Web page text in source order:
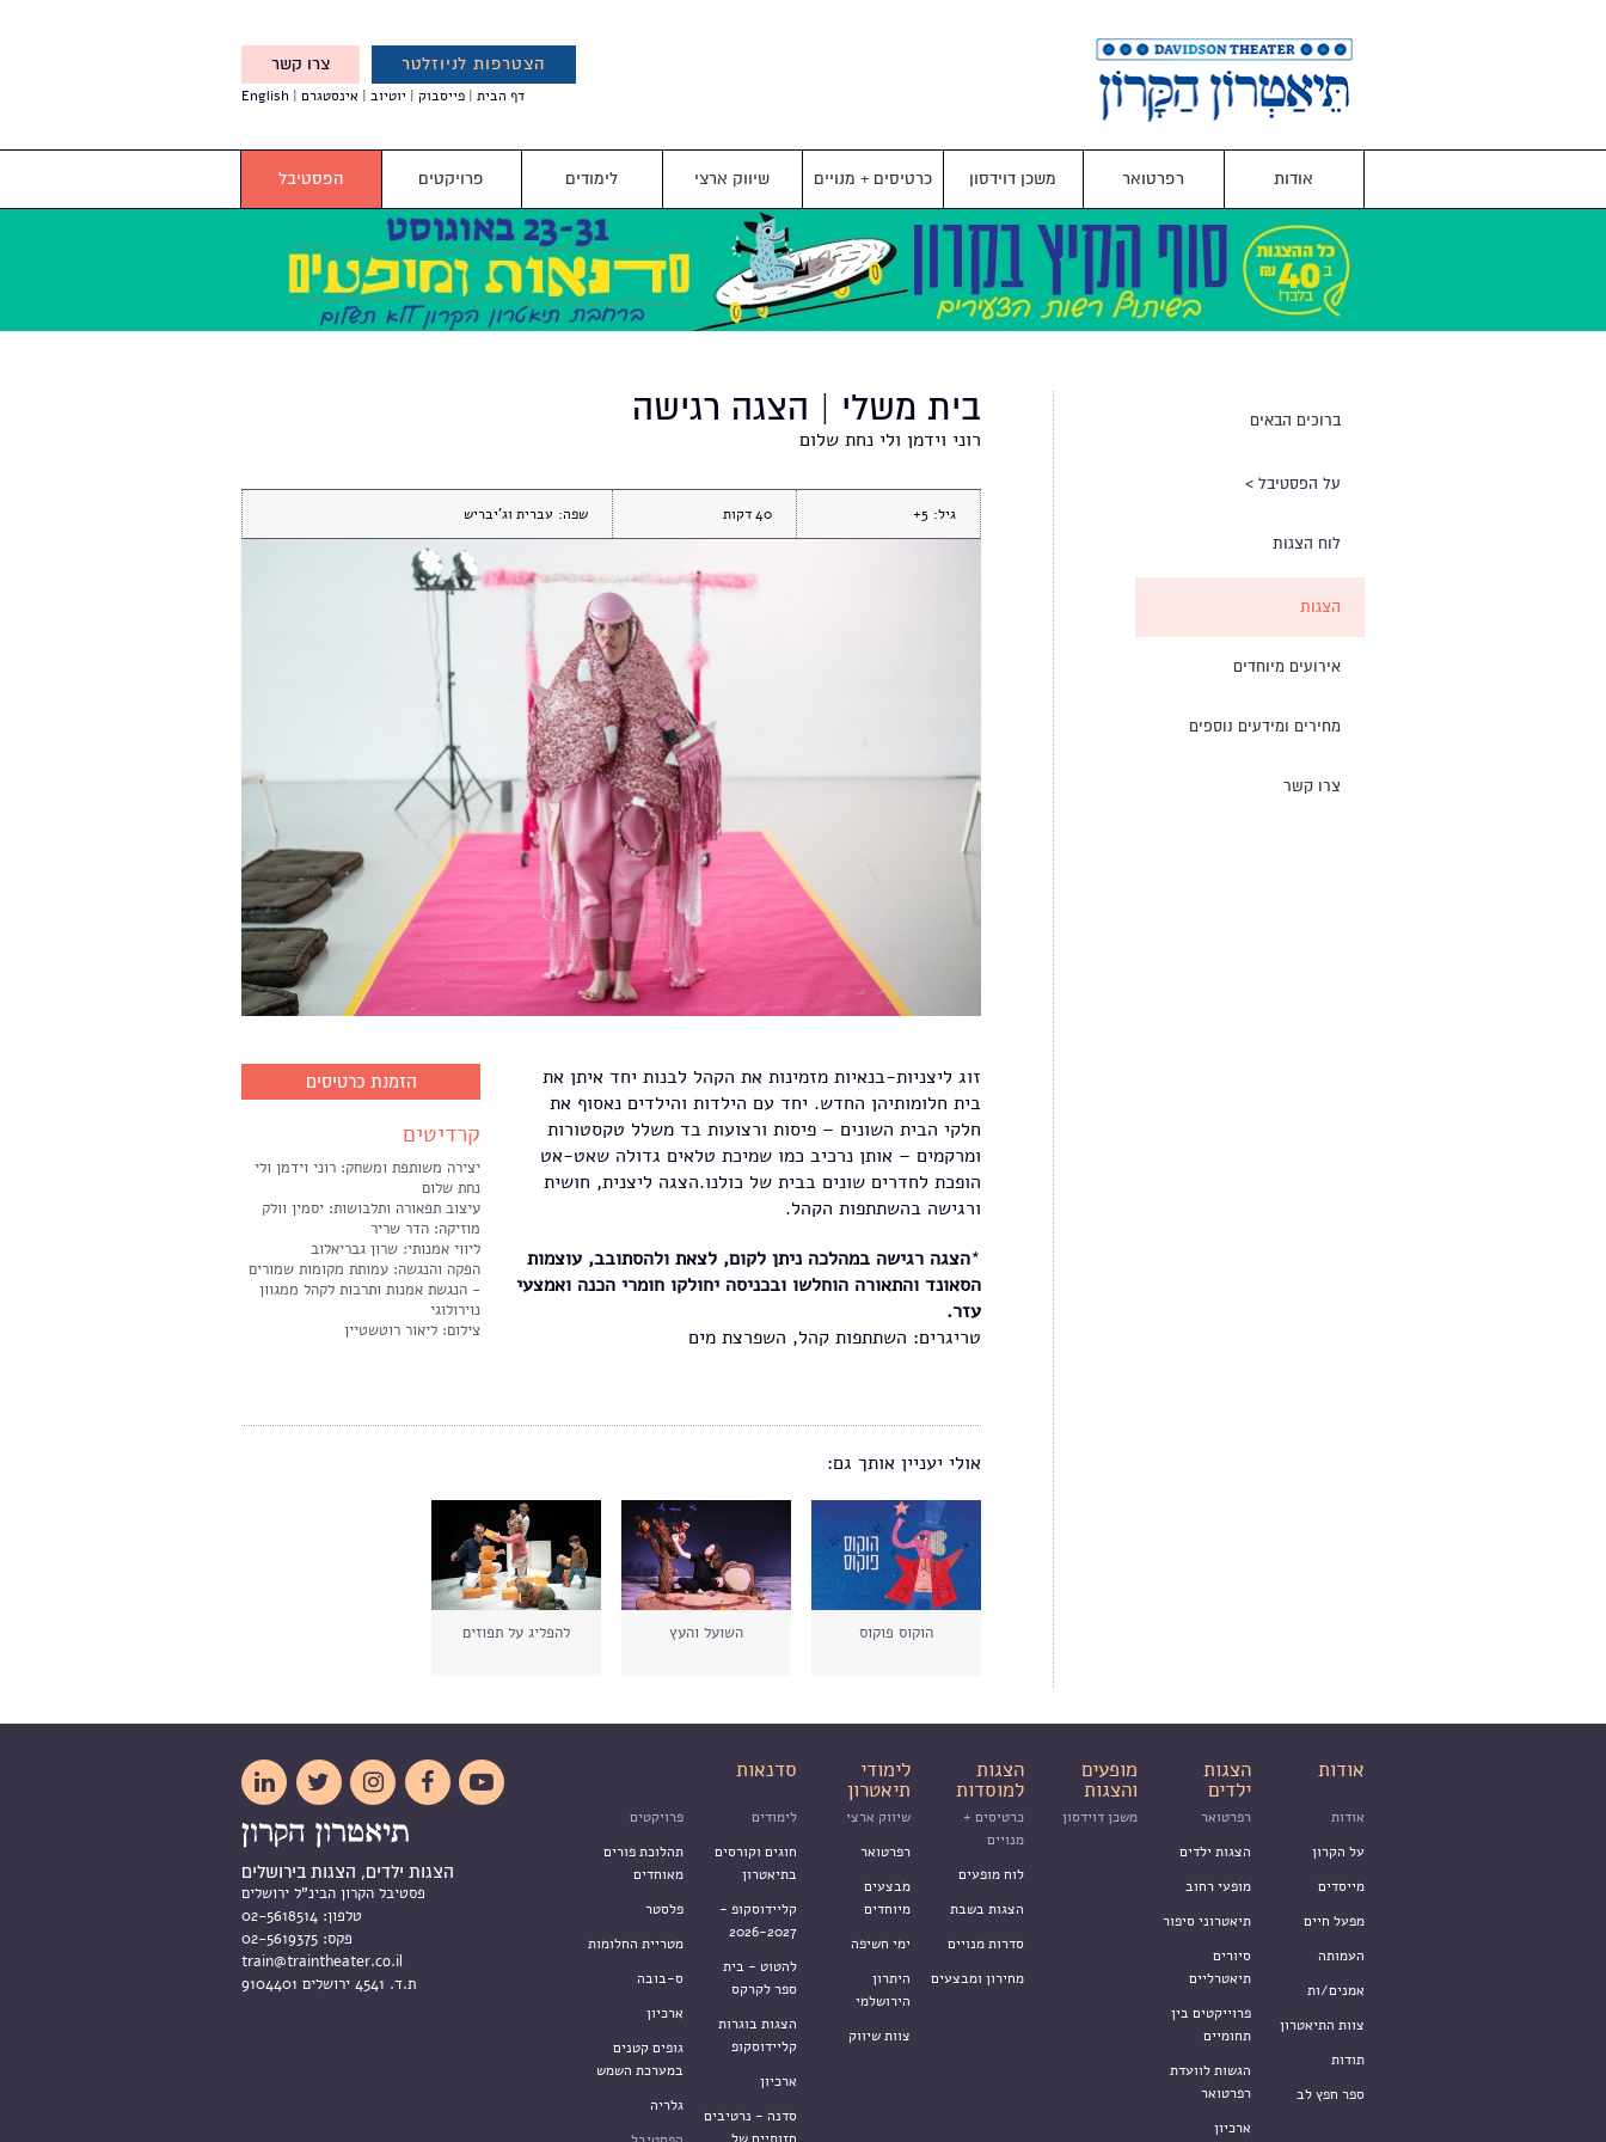
הצטרפות לניוזלטר צרו קשר
והטבות מיוחדות עבורך
דף הבית פייסבוק יוטיוב אינסטגרם English
אודות רפרטואר משכן דוידסון כרטיסים + מנויים שיווק ארצי לימודים פרויקטים הפסטיבל
ברוכים הבאים
על הפסטיבל
לוח הצגות
הצגות
אירועים מיוחדים
מחירים ומידעים נוספים
צרו קשר
בית משלי | הצגה רגישה
רוני וידמן ולי נחת שלום
גיל: 5+
40 שפה: עברית וג'יבריש
זוג ליצניות-בנאיות מזמינות את הקהל לבנות יחד איתן את
בית חלומותיהן החדש. יחד עם הילדות והילדים נאסוף את
חלקי הבית השונים – פיסות ורצועות בד משלל טקסטורות
ומרקמים – אותן נרכיב כמו שמיכת טלאים גדולה שאט-אט
הופכת לחדרים שונים בבית של כולנו.הצגה ליצנית, חושית
ורגישה בהשתתפות הקהל.
*הצגה רגישה במהלכה ניתן לקום, לצאת ולהסתובב, עוצמות
הסאונד והתאורה הוחלשו ובכניסה יחולקו חומרי הכנה ואמצעי
עזר.
טריגרים: השתתפות קהל, השפרצת מים
הזמנת כרטיסים
קרדיטים
יצירה משותפת ומשחק: רוני וידמן ולי
נחת שלום
עיצוב תפאורה ותלבושות: יסמין וולק
מוזיקה: הדר שריר
ליווי אמנותי: שרון גבריאלוב
הפקה והנגשה: עמותת מקומות שמורים
- הנגשת אמנות ותרבות לקהל ממגוון
נוירולוגי
צילום: ליאור רוטשטיין
אולי יעניין אותך גם:
הוקוס פוקוס השועל והעץ להפליג על תפוזים
אודות הצגות
ילדים
מופעים
והצגות
הצגות
למוסדות
לימודי
תיאטרון
סדנאות
אודות
על הקרון
מייסדים
מפעל חיים
העמותה
אמנים/ות
צוות התיאטרון
תודות
ספר חפץ לב
רפרטואר
הצגות ילדים
מופעי רחוב
תיאטרוני סיפור
סיורים
תיאטרליים
פרוייקטים בין
תחומיים
הגשות לוועדת
רפרטואר
ארכיון
משכן דוידסון
כרטיסים +
מנויים
לוח מופעים
הצגות בשבת
סדרות מנויים
מחירון ומבצעים
שיווק ארצי
רפרטואר
מבצעים
מיוחדים
ימי חשיפה
היתרון
הירושלמי
צוות שיווק
לימודים
חוגים וקורסים
בתיאטרון
קליידוסקופ -
2026-2027
להטוט - בית
ספר לקרקס
הצגות בוגרות
קליידוסקופ
ארכיון
סדנה - נרטיבים
פרויקטים
תהלוכת פורים
מאוחדים
פלסטר
מטריית החלומות
ס-בובה
ארכיון
גופים קטנים
במערכת השמש
גלריה





הצגות ילדים, הצגות בירושלים
פסטיבל הקרון הבינ"ל ירושלים
טלפון:
פקס:
train@traintheater.co.il
ת.ד. 4541 ירושלים 9104401